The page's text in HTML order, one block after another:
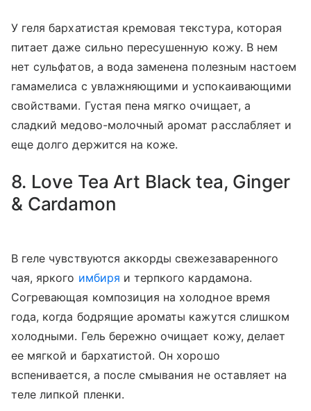
У геля бархатистая кремовая текстура, которая
питает даже сильно пересушенную кожу. В нем
нет сульфатов, а вода заменена полезным настоем
гамамелиса с увлажняющими и успокаивающими
свойствами. Густая пена мягко очищает, а
сладкий медово-молочный аромат расслабляет и
еще долго держится на коже.
8. Love Tea Art Black tea, Ginger
& Cardamon
В геле чувствуются аккорды свежезаваренного
чая, яркого имбиря и терпкого кардамона.
Согревающая композиция на холодное время
года, когда бодрящие ароматы кажутся слишком
холодными. Гель бережно очищает кожу, делает
ее мягкой и бархатистой. Он хорошо
вспенивается, а после смывания не оставляет на
теле липкой пленки.